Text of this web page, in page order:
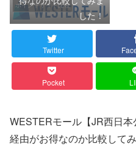
ポイントサイト比較
した！
Twitter
Pocket
WESTERモール【JR西日
経由がお得なのか比較して